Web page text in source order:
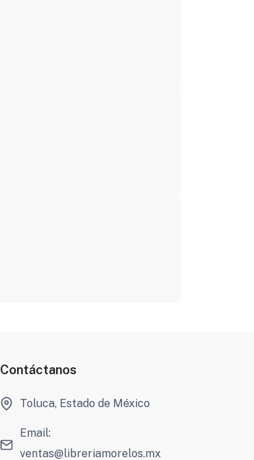
Contáctanos
Toluca, Estado de México
Email:
ventas@libreriamorelos.mx